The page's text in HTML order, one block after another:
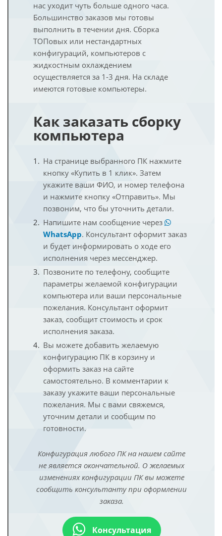
нас уходит чуть больше одного часа.
Большинство заказов мы готовы
выполнить в течении дня. Сборка
ТОПовых или нестандартных
конфигураций, компьютеров с
жидкостным охлаждением
осуществляется за 1-3 дня. На складе
имеются готовые компьютеры.
Как заказать сборку
компьютера
На странице выбранного ПК нажмите
кнопку «Купить в 1 клик». Затем
укажите ваши ФИО, и номер телефона
и нажмите кнопку «Отправить». Мы
позвоним, что бы уточнить детали.
Напишите нам сообщение через
WhatsApp. Консультант оформит заказ
и будет информировать о ходе его
исполнения через мессенджер.
Позвоните по телефону, сообщите
параметры желаемой конфигурации
компьютера или ваши персональные
пожелания. Консультант оформит
заказ, сообщит стоимость и срок
исполнения заказа.
Вы можете добавить желаемую
конфигурацию ПК в корзину и
оформить заказ на сайте
самостоятельно. В комментарии к
заказу укажите ваши персональные
пожелания. Мы с вами свяжемся,
уточним детали и сообщим по
готовности.
Конфигурация любого ПК на нашем сайте
не является окончательной. О желаемых
изменениях конфигурации ПК вы можете
сообщить консультанту при оформлении
заказа.
Консультация